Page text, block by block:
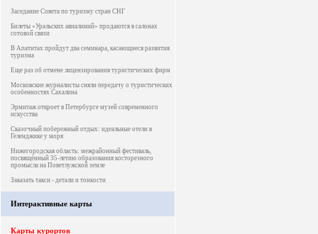
Заседание Совета по туризму стран СНГ
Билеты «Уральских авиалиний» продаются в салонах
сотовой связи
В Апатитах пройдут два семинара, касающиеся развития
туризма
Еще раз об отмене лицензирования туристических фирм
Московские журналисты сняли передачу о туристических
особенностях Сахалина
Эрмитаж откроет в Петербурге музей современного
искусства
Сказочный побережный отдых: идеальные отели в
Геленджике у моря
Нижегородская область: межрайонный фестиваль,
посвящённый 35-летию образования косторезного
промысла на Поветлужской земле
Заказать такси - детали и тонкости
Интерактивные карты
Карты курортов